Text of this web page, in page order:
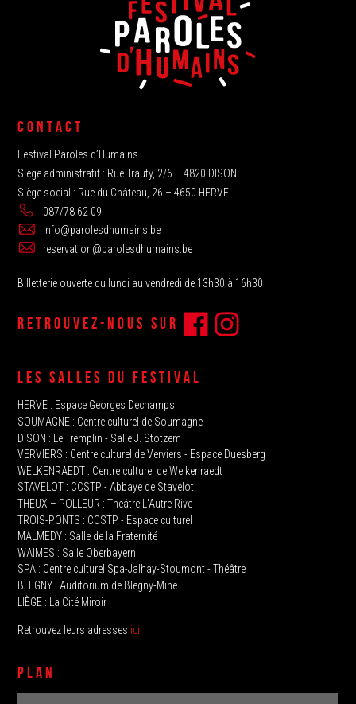
CONTACT
Festival Paroles d’Humains
Siège administratif : Rue Trauty, 2/6 – 4820 DISON
Siège social : Rue du Château, 26 – 4650 HERVE
087/78 62 09
info@parolesdhumains.be
reservation@parolesdhumains.be
Billetterie ouverte du lundi au vendredi de 13h30 à 16h30
RETROUVEZ-NOUS SUR
LES SALLES DU FESTIVAL
HERVE‭ : Espace Georges Dechamps
SOUMAGNE‬ : Centre culturel de Soumagne
DISON : Le Tremplin‭ - Salle J. Stotzem‭
VERVIERS : Centre culturel de Verviers - Espace Duesberg
WELKENRAEDT : Centre culturel de Welkenraedt
STAVELOT‭ : CCSTP - Abbaye de Stavelot
THEUX‭ – POLLEUR : Théâtre L'Autre Rive
TROIS-PONTS : CCSTP - Espace culturel
MALMEDY : ‬Salle de la Fraternité
WAIMES : Salle Oberbayern
SPA : Centre culturel Spa-Jalhay-Stoumont - Théâtre
BLEGNY : Auditorium de Blegny-Mine
LIÈGE : La Cité Miroir
Retrouvez leurs adresses ici
PLAN